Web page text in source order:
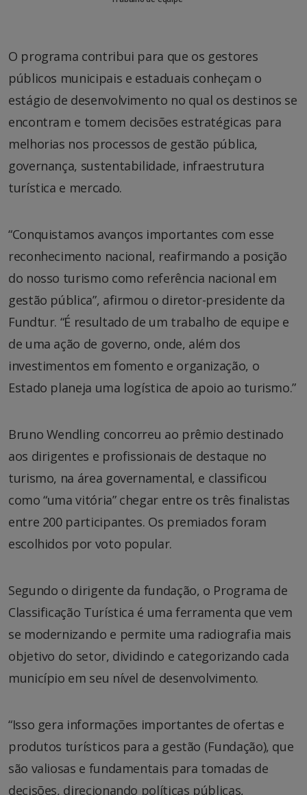
O programa contribui para que os gestores
públicos municipais e estaduais conheçam o
estágio de desenvolvimento no qual os destinos se
encontram e tomem decisões estratégicas para
melhorias nos processos de gestão pública,
governança, sustentabilidade, infraestrutura
turística e mercado.
“Conquistamos avanços importantes com esse
reconhecimento nacional, reafirmando a posição
do nosso turismo como referência nacional em
gestão pública”, afirmou o diretor-presidente da
Fundtur. “É resultado de um trabalho de equipe e
de uma ação de governo, onde, além dos
investimentos em fomento e organização, o
Estado planeja uma logística de apoio ao turismo.”
Bruno Wendling concorreu ao prêmio destinado
aos dirigentes e profissionais de destaque no
turismo, na área governamental, e classificou
como “uma vitória” chegar entre os três finalistas
entre 200 participantes. Os premiados foram
escolhidos por voto popular.
Segundo o dirigente da fundação, o Programa de
Classificação Turística é uma ferramenta que vem
se modernizando e permite uma radiografia mais
objetivo do setor, dividindo e categorizando cada
município em seu nível de desenvolvimento.
“Isso gera informações importantes de ofertas e
produtos turísticos para a gestão (Fundação), que
são valiosas e fundamentais para tomadas de
decisões, direcionando políticas públicas,